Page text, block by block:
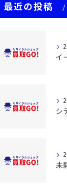
最近の投稿